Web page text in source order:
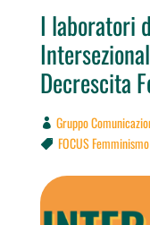
I laboratori
Decrescita
Gruppo
 FOCUS